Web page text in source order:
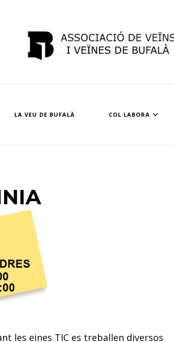
Avv Bufalà
LA VEU DE BUFALÀ COL·LABORA
les eines TIC es treballen diversos